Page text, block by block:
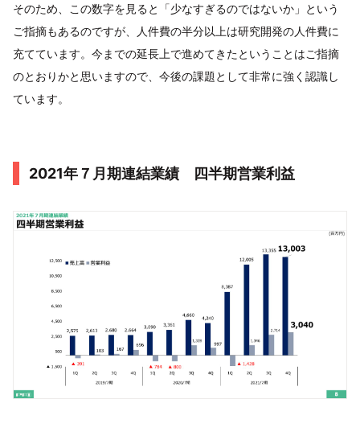
そのため、この数字を見ると「少なすぎるのではないか」という
ご指摘もあるのですが、人件費の半分以上は研究開発の人件費に
充てています。今までの延長上で進めてきたということはご指摘
のとおりかと思いますので、今後の課題として非常に強く認識し
ています。
2021年７月期連結業績 四半期営業利益